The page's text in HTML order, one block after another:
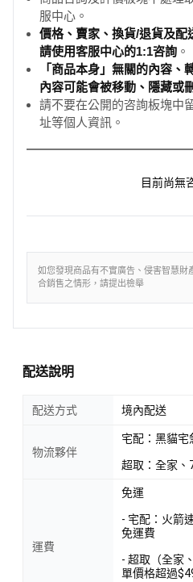
服中心。
價格、賣家、換貨/退貨及配
請使用客服中心的1:1咨詢 。
「商品本身」無關的內容
內容可能會被移動、隱藏或
請不要在公開的咨詢板塊中
址等個人資訊。
目前尚無
如您發現商品有不實廣告、侵害智慧財
合銷售之情形，請提出檢舉
配送說明
配送方式 境內配送
物流夥伴
宅配：黑貓宅
超取：全家、
運費
免運
- 宅配：火箭
免運費
- 超取（全家
單價格超過